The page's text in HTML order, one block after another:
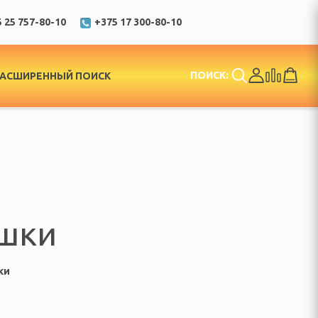
25 757-80-10 +375 17 300-80-10
ПОИСК ПОИСК: